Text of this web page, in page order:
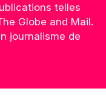
telles
Globe and Mail.
journalisme de